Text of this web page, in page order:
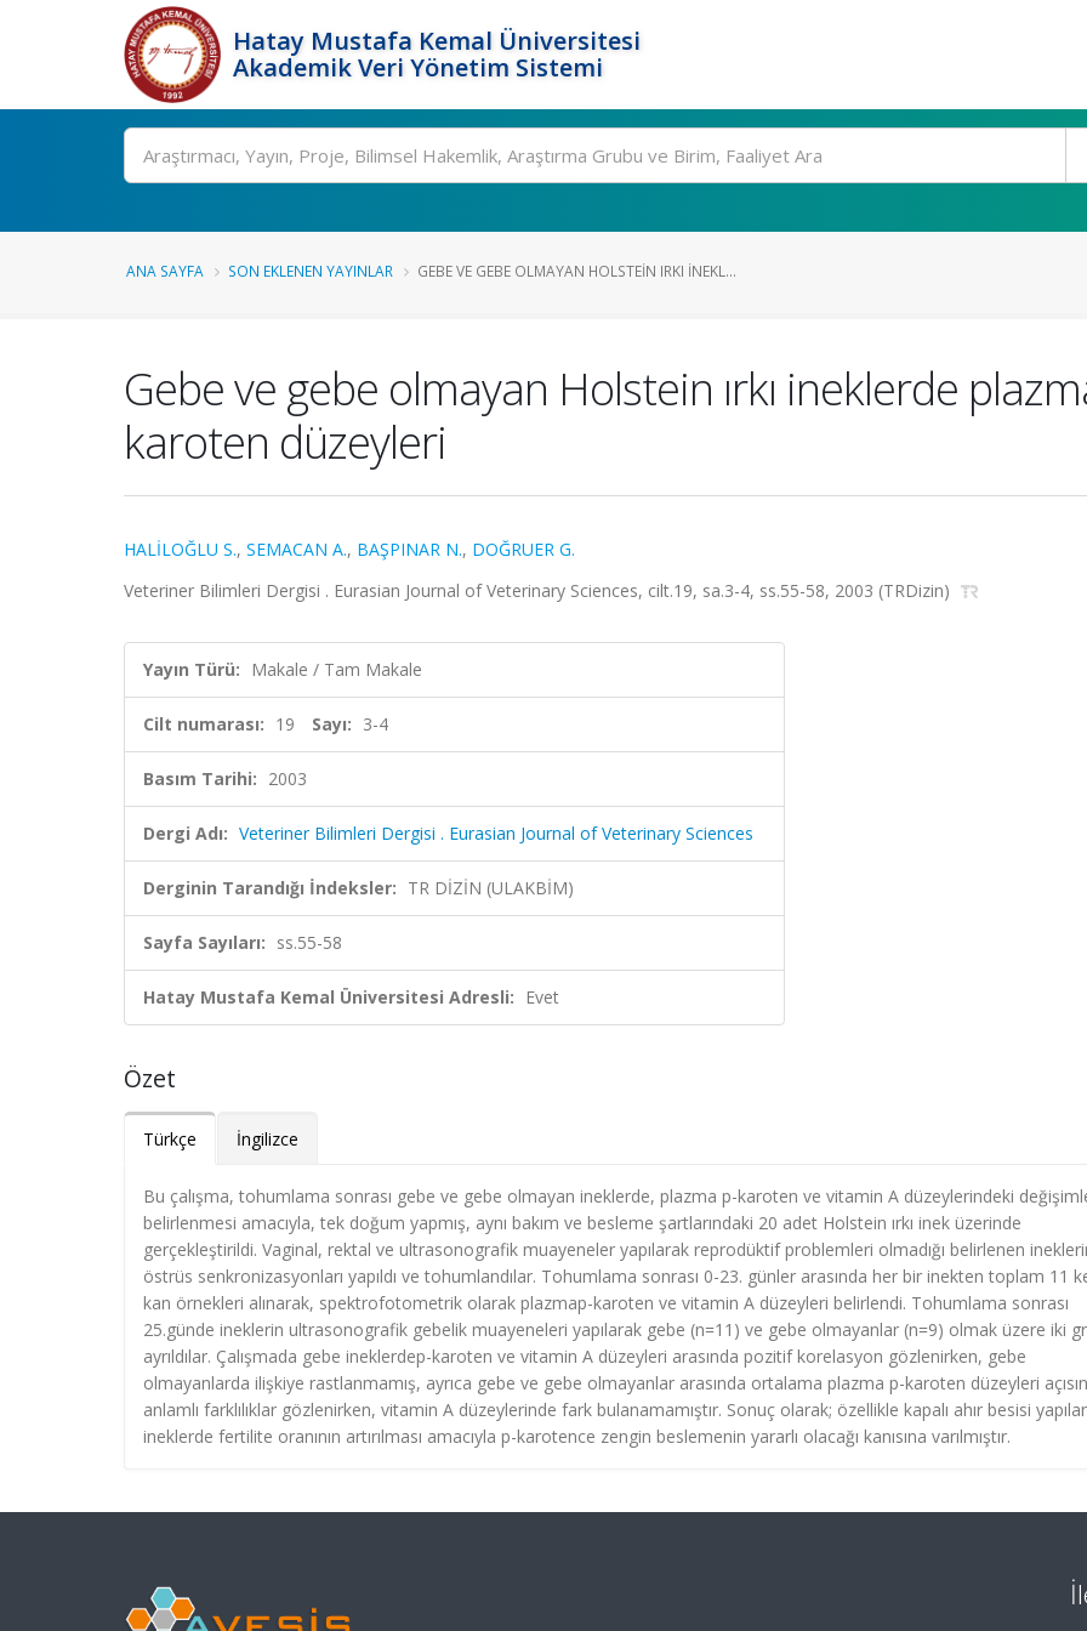
Hatay Mustafa Kemal Üniversitesi
Akademik Veri Yönetim Sistemi
Ara
ANA SAYFA SON EKLENEN YAYINLAR GEBE VE GEBE OLMAYAN HOLSTEIN IRKI INEKL...
Gebe ve gebe olmayan Holstein ırkı ineklerde
karoten düzeyleri
HALİLOĞLU S., SEMACAN A., BAŞPINAR N., DOĞRUER G.
Veteriner Bilimleri Dergisi . Eurasian Journal of Veterinary Sciences, cilt.19, sa.3-4, ss.55-58, 2003 (TRDizin)
Yayın Türü: Makale / Tam Makale
Cilt numarası: 19 Sayı: 3-4
Basım Tarihi: 2003
Dergi Adı: Veteriner Bilimleri Dergisi . Eurasian Journal of Veterinary Sciences
Derginin Tarandığı İndeksler: TR DİZİN (ULAKBİM)
Sayfa Sayıları: ss.55-58
Hatay Mustafa Kemal Üniversitesi Adresli: Evet
Özet
Türkçe İngilizce
Bu çalışma, tohumlama sonrası gebe ve gebe olmayan ineklerde, plazma p-karoten ve vitamin A düzeylerindeki
belirlenmesi amacıyla, tek doğum yapmış, aynı bakım ve besleme şartlarındaki 20 adet Holstein ırkı inek üzerinde
gerçekleştirildi. Vaginal, rektal ve ultrasonografik muayeneler yapılarak reprodüktif problemleri olmadığı belirlenen
östrüs senkronizasyonları yapıldı ve tohumlandılar. Tohumlama sonrası 0-23. günler arasında her bir inekten toplam 11
kan örnekleri alınarak, spektrofotometrik olarak plazmap-karoten ve vitamin A düzeyleri belirlendi. Tohumlama sonrası
25.günde ineklerin ultrasonografik gebelik muayeneleri yapılarak gebe (n=11) ve gebe olmayanlar (n=9) olmak üzere iki
ayrıldılar. Çalışmada gebe ineklerdep-karoten ve vitamin A düzeyleri arasında pozitif korelasyon gözlenirken, gebe
olmayanlarda ilişkiye rastlanmamış, ayrıca gebe ve gebe olmayanlar arasında ortalama plazma p-karoten düzeyleri
anlamlı farklılıklar gözlenirken, vitamin A düzeylerinde fark bulanamamıştır. Sonuç olarak; özellikle kapalı ahır besisi
ineklerde fertilite oranının artırılması amacıyla p-karotence zengin beslemenin yararlı olacağı kanısına varılmıştır.